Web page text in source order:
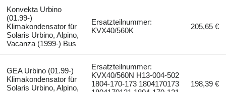
Konvekta Urbino
(01.99-)
Klimakondensator für
Solaris Urbino, Alpino,
Vacanza (1999-) Bus
Ersatzteilnummer:
KVX40/560K
205,65 €
GEA Urbino (01.99-)
Klimakondensator für
Solaris Urbino, Alpino,
Ersatzteilnummer:
KVX40/560N H13-004-502
1804-170-173 1804170173
198,39 €